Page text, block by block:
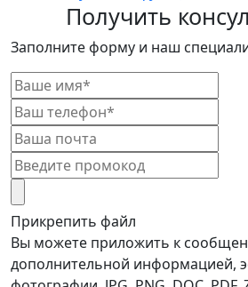
Получить
Заполните форму и наш
Прикрепить файл
Вы можете приложить к
дополнительной информацией,